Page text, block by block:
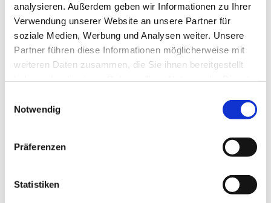
analysieren. Außerdem geben wir Informationen zu Ihrer
Verwendung unserer Website an unsere Partner für
soziale Medien, Werbung und Analysen weiter. Unsere
Partner führen diese Informationen möglicherweise mit
weiteren Daten zusammen, die Sie ihnen bereitgestellt
Notwendig
Präferenzen
Statistiken
Dies könnte Sie auch
interessieren